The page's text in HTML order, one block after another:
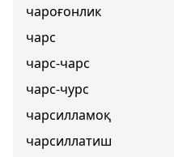
чароғонлик
чарс
чарс-чарс
чарс-чурс
чарсилламоқ
чарсиллатиш